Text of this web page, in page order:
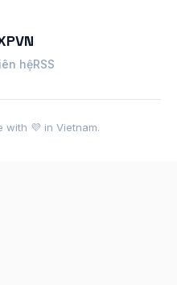
hệRSS
with 💜 in Vietnam.